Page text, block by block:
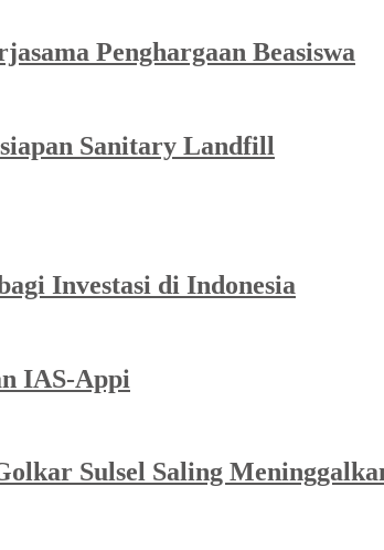
Penghargaan Beasiswa
Sanitary Landfill
Investasi di Indonesia
IAS-Appi
Sulsel Saling